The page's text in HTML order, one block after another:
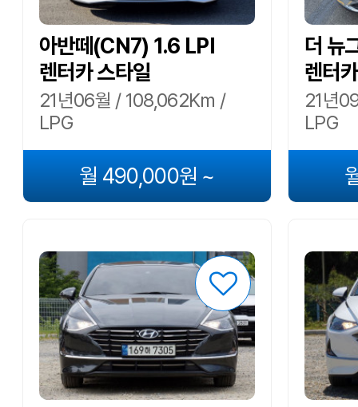
아반떼(CN7) 1.6 LPI
렌터카 스타일
21년06월 / 108,062Km /
LPG
월 490,000원 ~
더 뉴
렌터
21년
LPG